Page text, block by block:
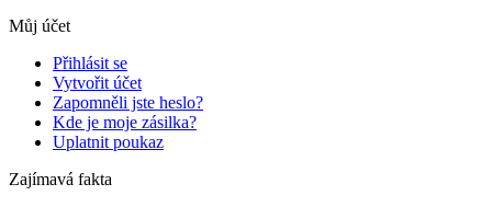
Můj účet
Přihlásit se
Vytvořit účet
Zapomněli jste heslo?
Kde je moje zásilka?
Uplatnit poukaz
Zajímavá fakta